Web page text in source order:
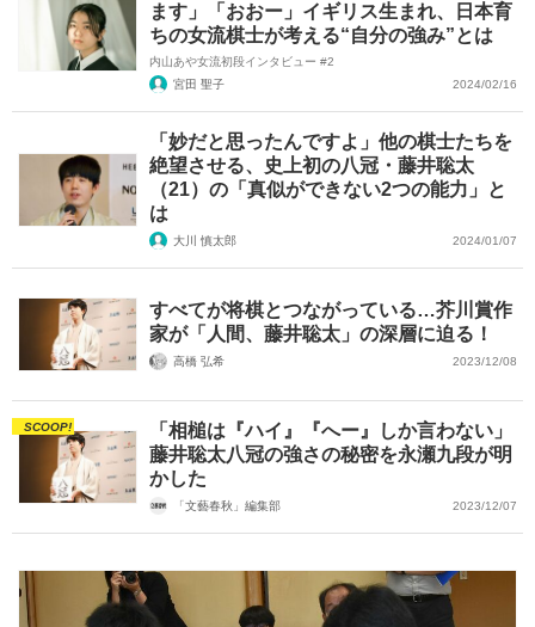
ます」「おおー」イギリス生まれ、日本育
ちの女流棋士が考える“自分の強み”とは
内山あや女流初段インタビュー #2
宮田 聖子
2024/02/16
「妙だと思ったんですよ」他の棋士たちを
絶望させる、史上初の八冠・藤井聡太
（21）の「真似ができない2つの能力」と
は
大川 慎太郎 2024/01/07
すべてが将棋とつながっている…芥川賞作
家が「人間、藤井聡太」の深層に迫る！
高橋 弘希 2023/12/08
SCOOP!
「相槌は『ハイ』『へー』しか言わない」
藤井聡太八冠の強さの秘密を永瀬九段が明
かした
「文藝春秋」編集部 2023/12/07